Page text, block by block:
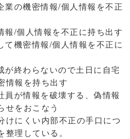
の機密情報/個人情報を不正
/個人情報を不正に持ち出す
機密情報/個人情報を不正に
終わらないので土日に自宅
情報を持ち出す
が情報を破壊する、偽情報
せをおこなう
にくい内部不正の手口につ
理している。